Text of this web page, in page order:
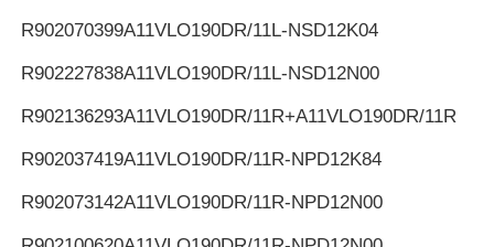
R902070399A11VLO190DR/11L-NSD12K04
R902227838A11VLO190DR/11L-NSD12N00
R902136293A11VLO190DR/11R+A11VLO190DR/11R
R902037419A11VLO190DR/11R-NPD12K84
R902073142A11VLO190DR/11R-NPD12N00